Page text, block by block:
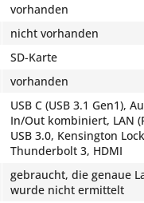
vorhanden
nicht vorhanden
SD-Karte
vorhanden
USB C (USB 3.1 Gen1),
In/Out kombiniert, LAN
USB 3.0, Kensington
Thunderbolt 3, HDMI
gebraucht, die genaue
wurde nicht ermittelt